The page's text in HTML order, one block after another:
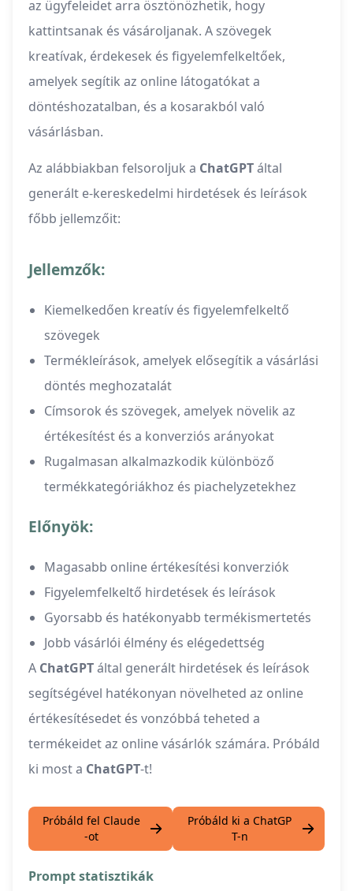
az ügyfeleidet arra ösztönözhetik, hogy
kattintsanak és vásároljanak. A szövegek
kreatívak, érdekesek és figyelemfelkeltőek,
amelyek segítik az online látogatókat a
döntéshozatalban, és a kosarakból való
vásárlásban.
Az alábbiakban felsoroljuk a ChatGPTáltal
generált e-kereskedelmi hirdetések és leírások
főbb jellemzőit:
Jellemzők:
Kiemelkedően kreatív és figyelemfelkeltő
szövegek
Termékleírások, amelyek elősegítik a vásárlási
döntés meghozatalát
Címsorok és szövegek, amelyek növelik az
értékesítést és a konverziós arányokat
Rugalmasan alkalmazkodik különböző
termékkategóriákhoz és piachelyzetekhez
Előnyök:
Magasabb online értékesítési konverziók
Figyelemfelkeltő hirdetések és leírások
Gyorsabb és hatékonyabb termékismertetés
Jobb vásárlói élmény és elégedettség
A ChatGPTáltal generált hirdetések és leírások
segítségével hatékonyan növelheted az online
értékesítésedet és vonzóbbá teheted a
termékeidet az online vásárlók számára. Próbáld
ki most a ChatGPT-t!
Próbáld fel Claude
-ot
Próbáld ki a ChatGP
T-n
Prompt statisztikák